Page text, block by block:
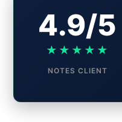
4.9/5
★★★★★
NOTES CLIENT